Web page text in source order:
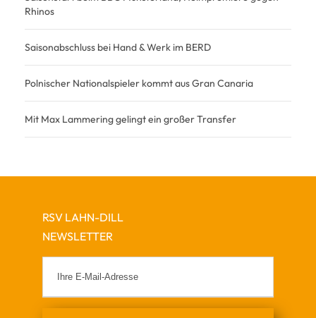
Rhinos
Saisonabschluss bei Hand & Werk im BERD
Polnischer Nationalspieler kommt aus Gran Canaria
Mit Max Lammering gelingt ein großer Transfer
RSV LAHN-DILL
NEWSLETTER